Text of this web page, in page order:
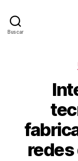
Buscar